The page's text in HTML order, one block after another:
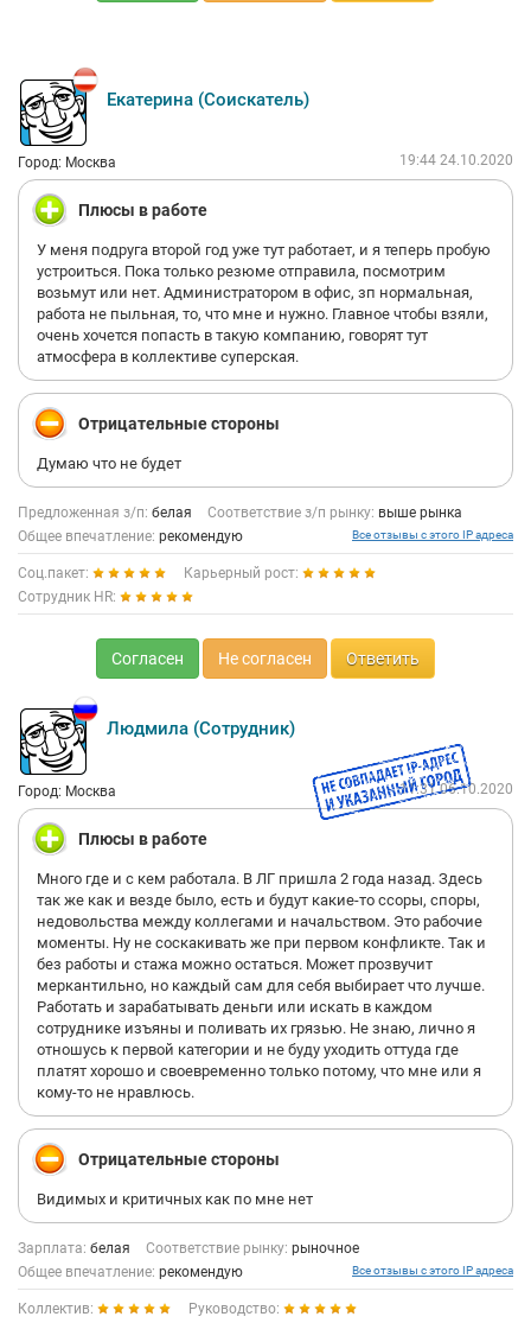
Екатерина (Соискатель)
Город: Москва 19:44 24.10.2020
Плюсы в работе
У меня подруга второй год уже тут работает, и я теперь пробую
устроиться. Пока только резюме отправила, посмотрим
возьмут или нет. Администратором в офис, зп нормальная,
работа не пыльная, то, что мне и нужно. Главное чтобы взяли,
очень хочется попасть в такую компанию, говорят тут
атмосфера в коллективе суперская.
Отрицательные стороны
Думаю что не будет
Предложенная з/п: белая Соответствие з/п рынку: выше рынка
Общее впечатление: рекомендую Все отзывы с этого IP адреса
Соц.пакет:
Карьерный рост:
Сотрудник HR:
Согласен Не согласен Ответить
Людмила (Сотрудник)
Город: Москва 11:31 06.10.2020
Плюсы в работе
Много где и с кем работала. В ЛГ пришла 2 года назад. Здесь
так же как и везде было, есть и будут какие-то ссоры, споры,
недовольства между коллегами и начальством. Это рабочие
моменты. Ну не соскакивать же при первом конфликте. Так и
без работы и стажа можно остаться. Может прозвучит
меркантильно, но каждый сам для себя выбирает что лучше.
Работать и зарабатывать деньги или искать в каждом
сотруднике изъяны и поливать их грязью. Не знаю, лично я
отношусь к первой категории и не буду уходить оттуда где
платят хорошо и своевременно только потому, что мне или я
кому-то не нравлюсь.
Отрицательные стороны
Видимых и критичных как по мне нет
Зарплата: белая Соответствие рынку: рыночное
Общее впечатление: рекомендую Все отзывы с этого IP адреса
Коллектив:
Руководство: